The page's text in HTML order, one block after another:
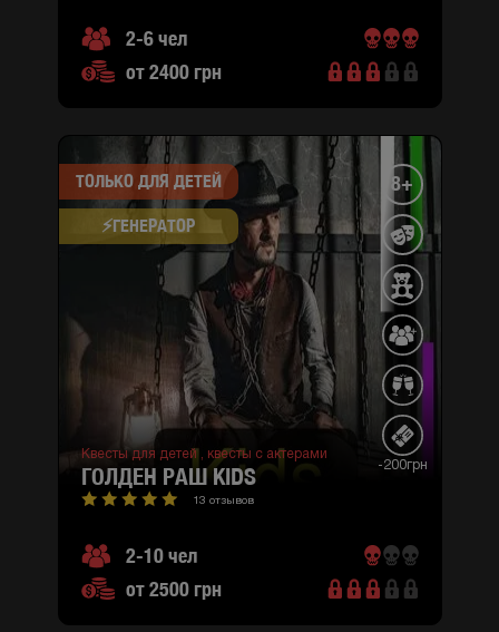
2-6 чел
от 2400 грн
ТОЛЬКО ДЛЯ ДЕТЕЙ
⚡​ГЕНЕРАТОР
8+
-200грн
Квесты для детей , квесты с актерами
ГОЛДЕН РАШ KIDS
13 отзывов
2-10 чел
от 2500 грн